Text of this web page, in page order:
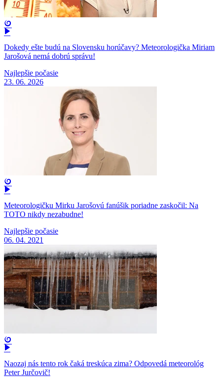
Dokedy ešte budú na Slovensku horúčavy? Meteorologička Miriam
Jarošová nemá dobrú správu!
Najlepšie počasie
23. 06. 2026
Meteorologičku Mirku Jarošovú fanúšik poriadne zaskočil: Na
TOTO nikdy nezabudne!
Najlepšie počasie
06. 04. 2021
Naozaj nás tento rok čaká treskúca zima? Odpovedá meteorológ
Peter Jurčovič!